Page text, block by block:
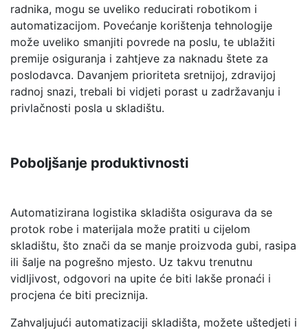
radnika, mogu se uveliko reducirati robotikom i
automatizacijom. Povećanje korištenja tehnologije
može uveliko smanjiti povrede na poslu, te ublažiti
premije osiguranja i zahtjeve za naknadu štete za
poslodavca. Davanjem prioriteta sretnijoj, zdravijoj
radnoj snazi, trebali bi vidjeti porast u zadržavanju i
privlačnosti posla u skladištu.
Poboljšanje produktivnosti
Automatizirana logistika skladišta osigurava da se
protok robe i materijala može pratiti u cijelom
skladištu, što znači da se manje proizvoda gubi, rasipa
ili šalje na pogrešno mjesto. Uz takvu trenutnu
vidljivost, odgovori na upite će biti lakše pronaći i
procjena će biti preciznija.
Zahvaljujući automatizaciji skladišta, možete uštedjeti i